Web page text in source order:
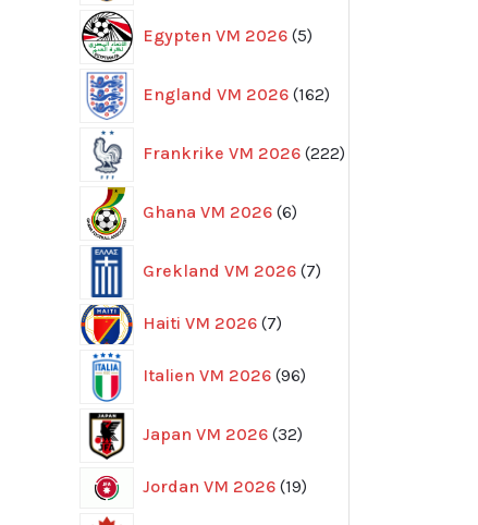
Egypten VM 2026 5
produkter
England VM 2026 162
produkter
Frankrike VM 2026 222
produkter
Ghana VM 2026 6
produkter
Grekland VM 2026 7
produkter
Haiti VM 2026 77
Italien VM 2026 96
produkter
Japan VM 2026 32
produkter
Jordan VM 2026 1919